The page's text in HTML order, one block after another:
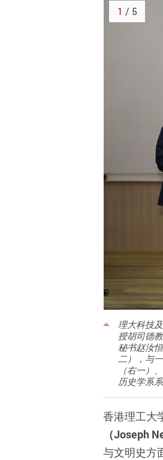
理大科技
授胡司德
秘书赵汝
二），与
（右一）
历史学系
1 / 5
香港理工大
（Joseph
与文明史方